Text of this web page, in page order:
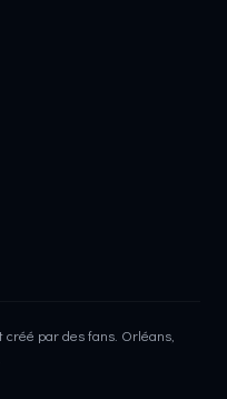
par des fans. Orléans,